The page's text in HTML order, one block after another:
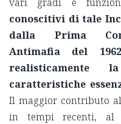
conoscitivi di tale
dalla Prima
Antimafia del
realisticamente
caratteristiche
Il maggior contributo
in tempi recenti, al